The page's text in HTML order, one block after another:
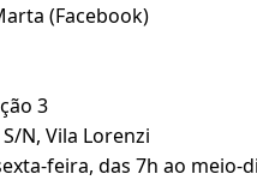
(Facebook)
3
N, Vila Lorenzi
feira, das 7h ao meio-